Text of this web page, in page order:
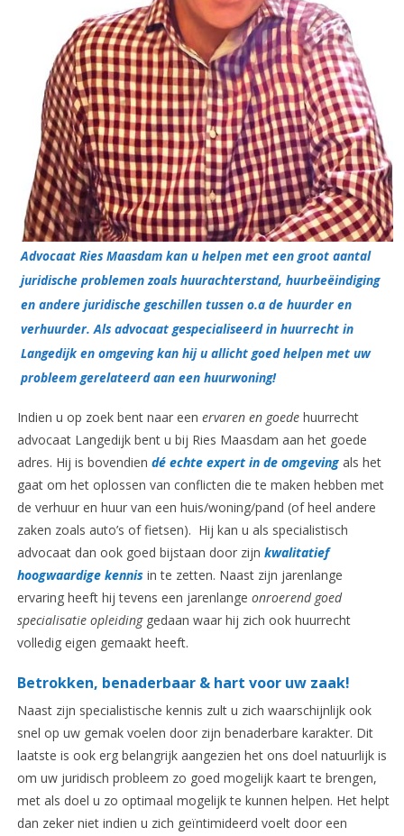
Advocaat Ries Maasdam kan u helpen met een groot aantal
juridische problemen zoals huurachterstand, huurbeëindiging
en andere juridische geschillen tussen o.a de huurder en
verhuurder. Als advocaat gespecialiseerd in huurrecht in
Langedijk en omgeving kan hij u allicht goed helpen met uw
probleem gerelateerd aan een huurwoning!
Indien u op zoek bent naar een ervaren en goedehuurrecht
advocaat Langedijk bent u bij Ries Maasdam aan het goede
adres. Hij is bovendien dé echte expert in de omgevingals het
gaat om het oplossen van conflicten die te maken hebben met
de verhuur en huur van een huis/woning/pand (of heel andere
zaken zoals auto’s of fietsen). Hij kan u als specialistisch
advocaat dan ook goed bijstaan door zijn kwalitatief
hoogwaardige kennisin te zetten. Naast zijn jarenlange
ervaring heeft hij tevens een jarenlange onroerend goed
specialisatie opleidinggedaan waar hij zich ook huurrecht
volledig eigen gemaakt heeft.
Betrokken, benaderbaar & hart voor uw zaak!
Naast zijn specialistische kennis zult u zich waarschijnlijk ook
snel op uw gemak voelen door zijn benaderbare karakter. Dit
laatste is ook erg belangrijk aangezien het ons doel natuurlijk is
om uw juridisch probleem zo goed mogelijk kaart te brengen,
met als doel u zo optimaal mogelijk te kunnen helpen. Het helpt
dan zeker niet indien u zich geïntimideerd voelt door een